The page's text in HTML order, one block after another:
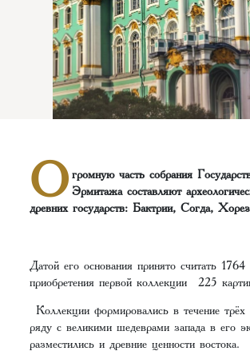
О громную часть собрания
Эрмитажа составляют
древних государств: Бактрии, Согда,
Датой его основания принято считать
приобретения первой коллекции 225
Коллекции формировались в течение трёх
ряду с великими шедеврами запада в его
разместились и древние ценности востока.